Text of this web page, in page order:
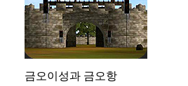
금오이성과 금오항